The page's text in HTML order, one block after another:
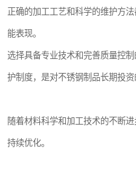
正确的加工工艺和科学的维护方
能表现。
选择具备专业技术和完善质量控
护制度，是对不锈钢制品长期投资
随着材料科学和加工技术的不断
持续优化。